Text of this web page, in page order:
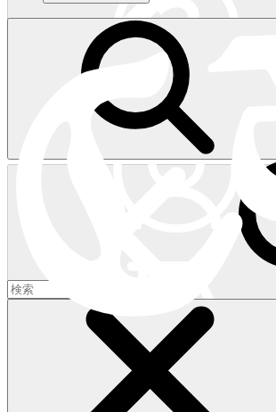
キャロウェイアパレルはこちら>>>
ショッピングカート 0)